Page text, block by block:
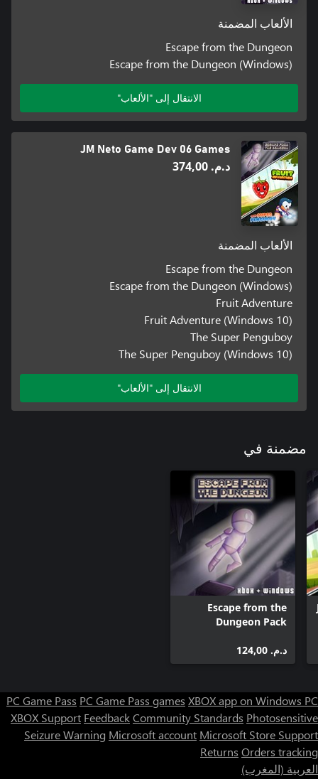
الألعاب المضمنة
Escape from the Dungeon
Escape from the Dungeon (Windows)
الانتقال إلى "الألعاب"
JM Neto Game Dev 06 Games
د.م.‏ 374,00
الألعاب المضمنة
Escape from the Dungeon
Escape from the Dungeon (Windows)
Fruit Adventure
Fruit Adventure (Windows 10)
The Super Penguboy
The Super Penguboy (Windows 10)
الانتقال إلى "الألعاب"
مضمنة في
Escape from the
Dungeon Pack
د.م.‏ 124,00
PC Game Pass PC Game Pass games XBOX app on Windows PC
XBOX Support FeedbackCommunity Standards Photosensitive
Seizure Warning Microsoft account Microsoft Store Support
Returns Orders tracking
العربية (المغرب)